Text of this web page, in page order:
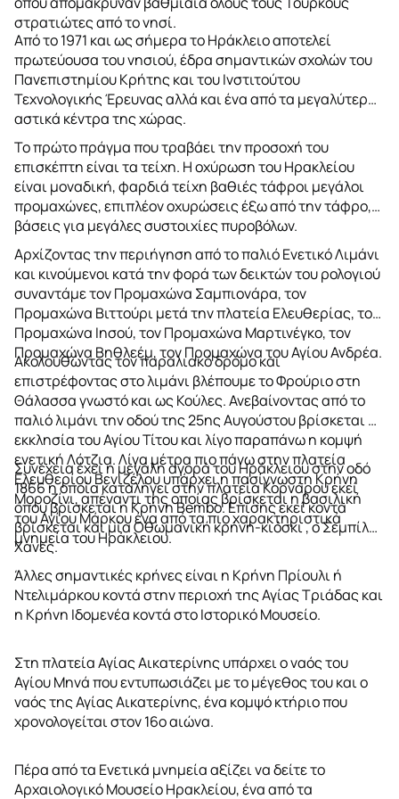
στρατιώτες από το νησί.
Από το 1971 και ως σήμερα το Ηράκλειο αποτελεί
πρωτεύουσα του νησιού, έδρα σημαντικών σχολών του
Πανεπιστημίου Κρήτης και του Ινστιτούτου
Τεχνολογικής Έρευνας αλλά και ένα από τα μεγαλύτερα
αστικά κέντρα της χώρας.
Το πρώτο πράγμα που τραβάει την προσοχή του
επισκέπτη είναι τα τείχη. Η οχύρωση του Ηρακλείου
είναι μοναδική, φαρδιά τείχη βαθιές τάφροι μεγάλοι
προμαχώνες, επιπλέον οχυρώσεις έξω από την τάφρο,
βάσεις για μεγάλες συστοιχίες πυροβόλων.
Αρχίζοντας την περιήγηση από το παλιό Ενετικό Λιμάνι
και κινούμενοι κατά την φορά των δεικτών του ρολογιού
συναντάμε τον Προμαχώνα Σαμπιονάρα, τον
Προμαχώνα Βιττούρι μετά την πλατεία Ελευθερίας, τον
Προμαχώνα Ιησού, τον Προμαχώνα Μαρτινέγκο, τον
Προμαχώνα Βηθλεέμ, τον Προμαχώνα του Αγίου Ανδρέα.
Ακολουθώντας τον παραλιακό δρόμο και
επιστρέφοντας στο λιμάνι βλέπουμε το Φρούριο στη
Θάλασσα γνωστό και ως Κούλες. Ανεβαίνοντας από το
παλιό λιμάνι την οδού της 25ης Αυγούστου βρίσκεται η
εκκλησία του Αγίου Τίτου και λίγο παραπάνω η κομψή
ενετική Λότζια. Λίγα μέτρα πιο πάνω στην πλατεία
Ελευθερίου Βενιζέλου υπάρχει η πασίγνωστη Κρήνη
Μοροζίνι, απέναντι της οποίας βρίσκεται η βασιλική
του Αγίου Μάρκου ένα από τα πιο χαρακτηριστικά
μνημεία του Ηράκλειου.
Συνέχεια έχει η μεγάλη αγορά του Ηράκλειου στην οδό
1866 η οποία καταλήγει στην πλατεία Κορνάρου εκεί
όπου βρίσκεται η Κρήνη Bembo. Επίσης εκεί κοντά
βρίσκεται και μία Οθωμανική κρήνη-κιόσκι , ο Σεμπίλ
Χανες.
Άλλες σημαντικές κρήνες είναι η Κρήνη Πρίουλι ή
Ντελιμάρκου κοντά στην περιοχή της Αγίας Τριάδας και
η Κρήνη Ιδομενέα κοντά στο Ιστορικό Μουσείο.
Στη πλατεία Αγίας Αικατερίνης υπάρχει ο ναός του
Αγίου Μηνά που εντυπωσιάζει με το μέγεθος του και ο
ναός της Αγίας Αικατερίνης, ένα κομψό κτήριο που
χρονολογείται στον 16ο αιώνα.
Πέρα από τα Ενετικά μνημεία αξίζει να δείτε το
Αρχαιολογικό Μουσείο Ηρακλείου, ένα από τα